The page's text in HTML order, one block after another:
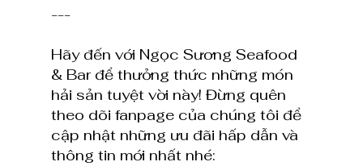
---
Hãy đến với Ngọc Sương Seafood
& Bar để thưởng thức những món
hải sản tuyệt vời này! Đừng quên
theo dõi fanpage của chúng tôi để
cập nhật những ưu đãi hấp dẫn và
thông tin mới nhất nhé: